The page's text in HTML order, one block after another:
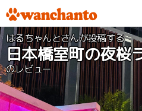
はるちゃんとさんが投稿する
日本橋室町の夜桜
のレビュー